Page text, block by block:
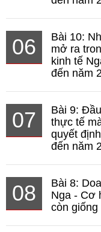
06
Bài 10:
mở ra
kinh tế
đến năm
07
Bài 9:
thực tế
quyết
đến năm
08
Bài 8:
Nga - Cơ
còn